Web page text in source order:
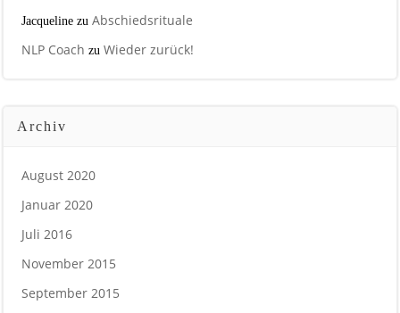
Jacqueline zu Abschiedsrituale
NLP Coach zu Wieder zurück!
Archiv
August 2020
Januar 2020
Juli 2016
November 2015
September 2015